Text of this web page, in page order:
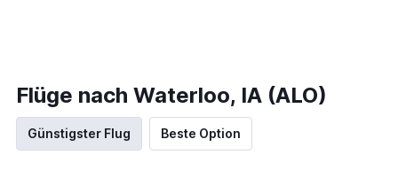
Flüge nach Waterloo, IA (ALO)
Günstigster Flug Beste Option